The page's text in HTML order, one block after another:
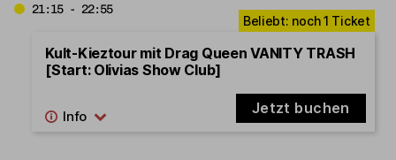
21:15 - 22:55
Kult-Kieztour mit Drag Queen VANITY TRASH
[Start: Olivias Show Club]
Jetzt buchen